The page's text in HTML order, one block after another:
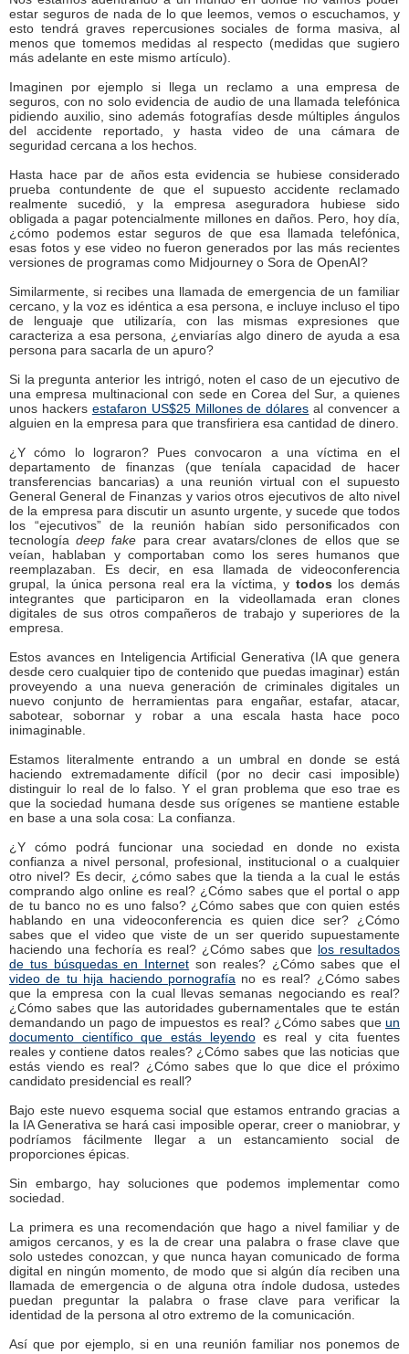
estar seguros de nada de lo que leemos, vemos o escuchamos, y
esto tendrá graves repercusiones sociales de forma masiva, al
menos que tomemos medidas al respecto (medidas que sugiero
más adelante en este mismo artículo).
Imaginen por ejemplo si llega un reclamo a una empresa de
seguros, con no solo evidencia de audio de una llamada telefónica
pidiendo auxilio, sino además fotografías desde múltiples ángulos
del accidente reportado, y hasta video de una cámara de
seguridad cercana a los hechos.
Hasta hace par de años esta evidencia se hubiese considerado
prueba contundente de que el supuesto accidente reclamado
realmente sucedió, y la empresa aseguradora hubiese sido
obligada a pagar potencialmente millones en daños. Pero, hoy día,
¿cómo podemos estar seguros de que esa llamada telefónica,
esas fotos y ese video no fueron generados por las más recientes
versiones de programas como Midjourney o Sora de OpenAI?
Similarmente, si recibes una llamada de emergencia de un familiar
cercano, y la voz es idéntica a esa persona, e incluye incluso el tipo
de lenguaje que utilizaría, con las mismas expresiones que
caracteriza a esa persona, ¿enviarías algo dinero de ayuda a esa
persona para sacarla de un apuro?
Si la pregunta anterior les intrigó, noten el caso de un ejecutivo de
una empresa multinacional con sede en Corea del Sur, a quienes
unos hackers estafaron US$25 Millones de dólares al convencer a
alguien en la empresa para que transfiriera esa cantidad de dinero.
¿Y cómo lo lograron? Pues convocaron a una víctima en el
departamento de finanzas (que teníala capacidad de hacer
transferencias bancarias) a una reunión virtual con el supuesto
General General de Finanzas y varios otros ejecutivos de alto nivel
de la empresa para discutir un asunto urgente, y sucede que todos
los “ejecutivos” de la reunión habían sido personificados con
tecnologíadeep fake para crear avatars/clones de ellos que se
veían, hablaban y comportaban como los seres humanos que
reemplazaban. Es decir, en esa llamada de videoconferencia
grupal, la única persona real era la víctima, y todos los demás
integrantes que participaron en la videollamada eran clones
digitales de sus otros compañeros de trabajo y superiores de la
empresa.
Estos avances en Inteligencia Artificial Generativa (IA que genera
desde cero cualquier tipo de contenido que puedas imaginar) están
proveyendo a una nueva generación de criminales digitales un
nuevo conjunto de herramientas para engañar, estafar, atacar,
sabotear, sobornar y robar a una escala hasta hace poco
inimaginable.
Estamos literalmente entrando a un umbral en donde se está
haciendo extremadamente difícil (por no decir casi imposible)
distinguir lo real de lo falso. Y el gran problema que eso trae es
que la sociedad humana desde sus orígenes se mantiene estable
en base a una sola cosa: La confianza.
¿Y cómo podrá funcionar una sociedad en donde no exista
confianza a nivel personal, profesional, institucional o a cualquier
otro nivel? Es decir, ¿cómo sabes que la tienda a la cual le estás
comprando algo online es real? ¿Cómo sabes que el portal o app
de tu banco no es uno falso? ¿Cómo sabes que con quien estés
hablando en una videoconferencia es quien dice ser? ¿Cómo
sabes que el video que viste de un ser querido supuestamente
haciendo una fechoría es real? ¿Cómo sabes que los resultados
de tus búsquedas en Internet son reales? ¿Cómo sabes que el
video de tu hija haciendo pornografía no es real? ¿Cómo sabes
que la empresa con la cual llevas semanas negociando es real?
¿Cómo sabes que las autoridades gubernamentales que te están
demandando un pago de impuestos es real? ¿Cómo sabes que un
documento científico que estás leyendoes real y cita fuentes
reales y contiene datos reales? ¿Cómo sabes que las noticias que
estás viendo es real? ¿Cómo sabes que lo que dice el próximo
candidato presidencial es reall?
Bajo este nuevo esquema social que estamos entrando gracias a
la IA Generativa se hará casi imposible operar, creer o maniobrar, y
podríamos fácilmente llegar a un estancamiento social de
proporciones épicas.
Sin embargo, hay soluciones que podemos implementar como
sociedad.
La primera es una recomendación que hago a nivel familiar y de
amigos cercanos, y es la de crear una palabra o frase clave que
solo ustedes conozcan, y que nunca hayan comunicado de forma
digital en ningún momento, de modo que si algún día reciben una
llamada de emergencia o de alguna otra índole dudosa, ustedes
puedan preguntar la palabra o frase clave para verificar la
identidad de la persona al otro extremo de la comunicación.
Así que por ejemplo, si en una reunión familiar nos ponemos de